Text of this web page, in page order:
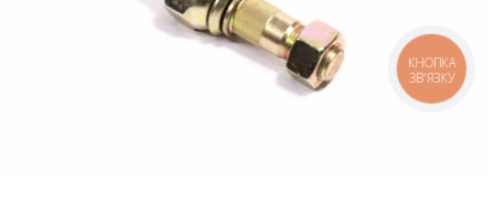
КНОПКА
ЗВ'ЯЗКУ